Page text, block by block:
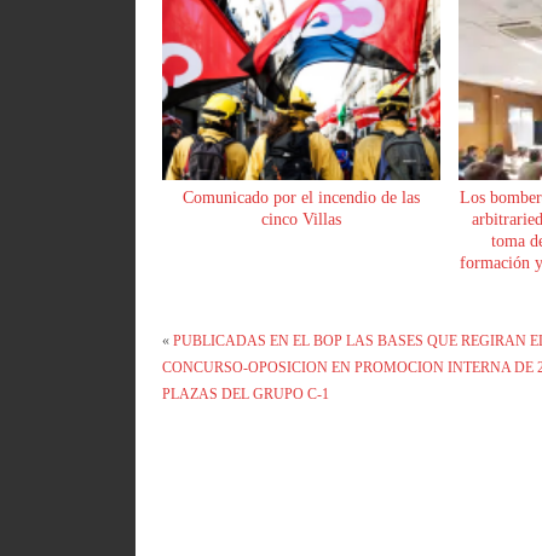
Comunicado por el incendio de las
cinco Villas
Los
toma
formación
«PUBLICADAS EN EL BOP LAS BASES QUE REGIRAN
CONCURSO-OPOSICION EN PROMOCION INTERNA DE
PLAZAS DEL GRUPO C-1